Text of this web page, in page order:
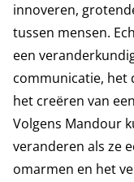
innoveren,
tussen mensen.
een
communicatie, het
het creëren van
Volgens Mandour
veranderen als ze
omarmen en het